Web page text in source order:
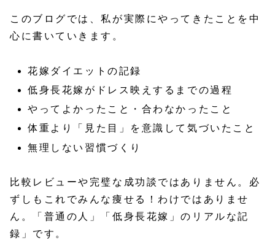
このブログでは、私が実際にやってきたことを中
心に書いていきます。
花嫁ダイエットの記録
低身長花嫁がドレス映えするまでの過程
やってよかったこと・合わなかったこと
体重より「見た目」を意識して気づいたこと
無理しない習慣づくり
比較レビューや完璧な成功談ではありません。必
ずしもこれでみんな痩せる！わけではありませ
ん。「普通の人」「低身長花嫁」のリアルな記
録」です。